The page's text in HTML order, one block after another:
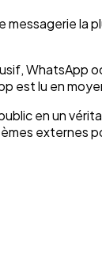
la
est lu en
en un
externes